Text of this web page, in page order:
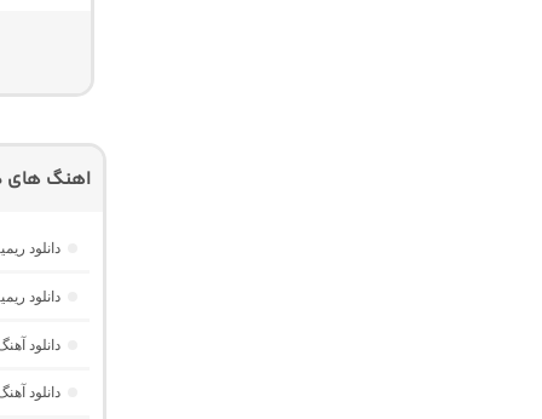
اهنگ های
دانلود ریمیکس موزیک
دانلود ریمیکس تهران
دانلود آهنگ
دانلود آهنگ ریمیکس اغما 4